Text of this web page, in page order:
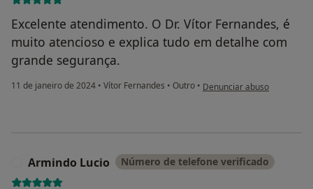
Excelente atendimento. O Dr. Vítor Fernandes, é
muito atencioso e explica tudo em detalhe com
grande segurança.
11 de janeiro de 2024 • Vítor Fernandes • Outro • na opinião do utilizador
Denunciar abuso
Armindo Lucio Número de telefone verificado